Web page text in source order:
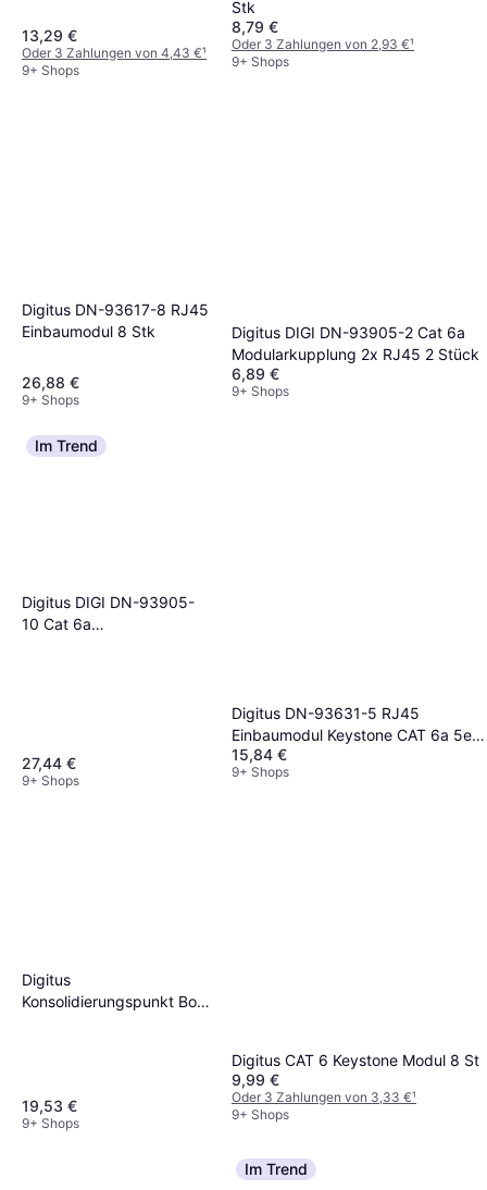
13,29 €
Oder 3 Zahlungen von 4,43 €¹
9+ Shops
Stk
8,79 €
Oder 3 Zahlungen von 2,93 €¹
9+ Shops
Digitus DN-93617-8 RJ45
Einbaumodul 8 Stk
26,88 €
9+ Shops
Digitus DIGI DN-93905-2 Cat 6a
Modularkupplung 2x RJ45 2 Stück
6,89 €
9+ Shops
Im Trend
Digitus DIGI DN-93905-
10 Cat 6a
27,44 €
9+ Shops
Digitus DN-93631-5 RJ45
Einbaumodul Keystone CAT 6a 5er
Multipack
15,84 €
9+ Shops
Digitus
Konsolidierungspunkt Box
19,53 €
9+ Shops
Digitus CAT 6 Keystone Modul 8 St
9,99 €
Oder 3 Zahlungen von 3,33 €¹
9+ Shops
Im Trend